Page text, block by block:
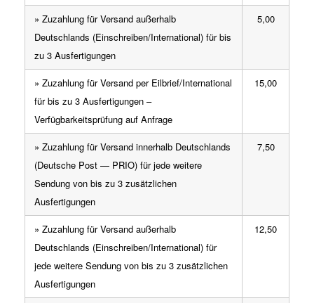
» Zuzahlung für Versand außerhalb
Deutschlands (Einschreiben/International) für bis
zu 3 Ausfertigungen
5,00
» Zuzahlung für Versand per Eilbrief/International
für bis zu 3 Ausfertigungen –
Verfügbarkeitsprüfung auf Anfrage
15,00
» Zuzahlung für Versand innerhalb Deutschlands
(Deutsche Post — PRIO) für jede weitere
Sendung von bis zu 3 zusätzlichen
Ausfertigungen
7,50
» Zuzahlung für Versand außerhalb
Deutschlands (Einschreiben/International) für
jede weitere Sendung von bis zu 3 zusätzlichen
Ausfertigungen
12,50